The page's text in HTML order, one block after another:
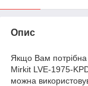
Опис
Якщо Вам потрібна
Mirkit LVE-1975-
можна